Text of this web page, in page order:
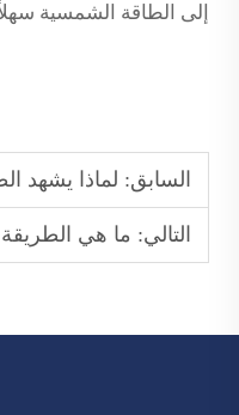
إلى الطاقة الشمسية
السابق: لماذا يشهد الطاقة الشمسية
التالي: ما هي الطريقة